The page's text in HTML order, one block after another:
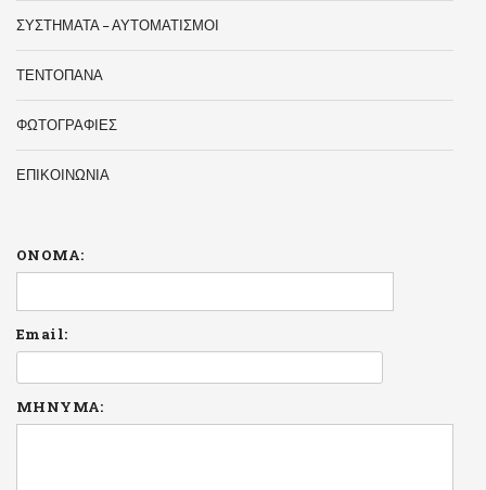
ΣΥΣΤΗΜΑΤΑ – ΑΥΤΟΜΑΤΙΣΜΟΙ
ΤΕΝΤΟΠΑΝΑ
ΦΩΤΟΓΡΑΦΙΕΣ
ΕΠΙΚΟΙΝΩΝΙΑ
ΟΝΟΜΑ:
Email:
ΜΗΝΥΜΑ: